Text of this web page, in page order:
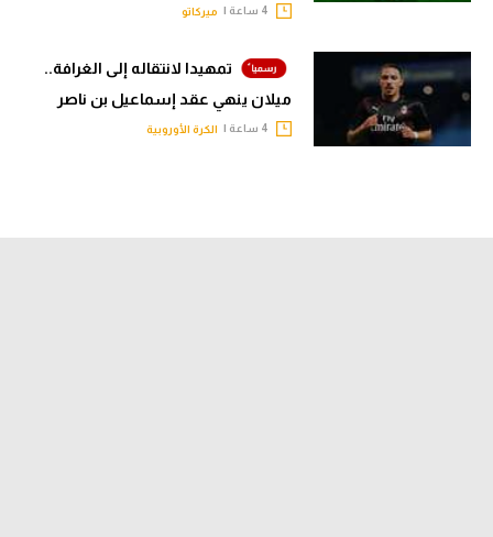
ميركاتو
تمهيدا لانتقاله إلى الغرافة..
ميلان ينهي عقد إسماعيل بن ناصر
الكرة الأوروبية